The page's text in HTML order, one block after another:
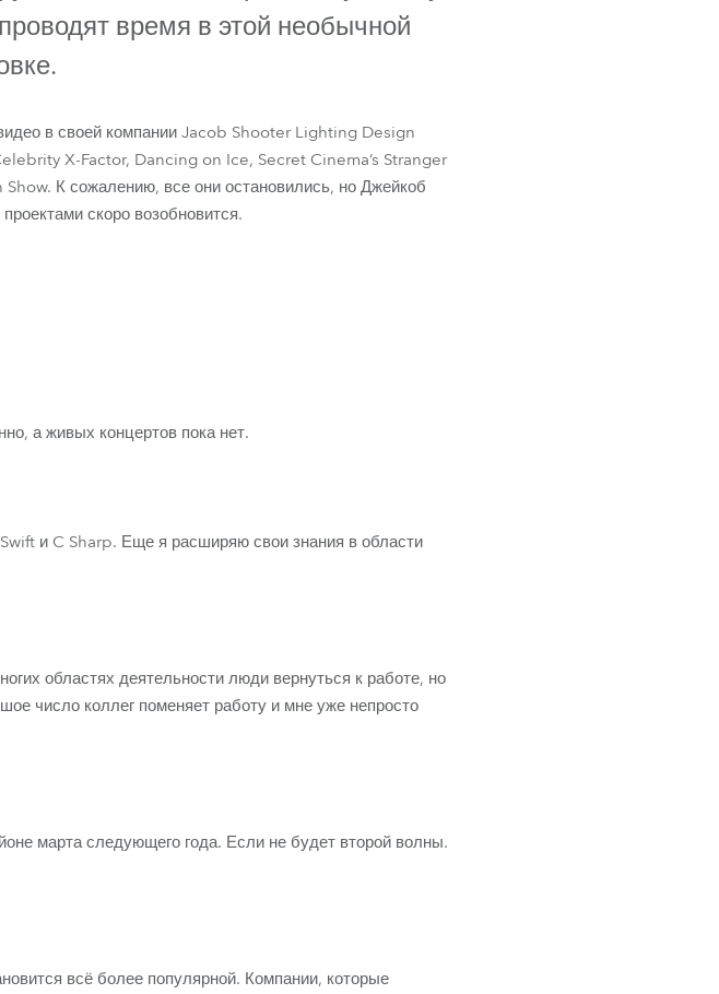
Germany
Czech and Slovak Republic
Торговые представители
время в этой необычной
в своей компании Jacob Shooter Lighting Design
X-Factor, Dancing on Ice, Secret Cinema’s Stranger
К сожалению, все они остановились, но Джейкоб
скоро возобновится.
а живых концертов пока нет.
и C Sharp. Еще я расширяю свои знания в области
областях деятельности люди вернуться к работе, но
число коллег поменяет работу и мне уже непросто
марта следующего года. Если не будет второй волны.
всё более популярной. Компании, которые